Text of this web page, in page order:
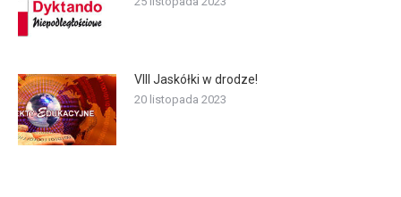
VIII Jaskółki w drodze!
20 listopada 2023